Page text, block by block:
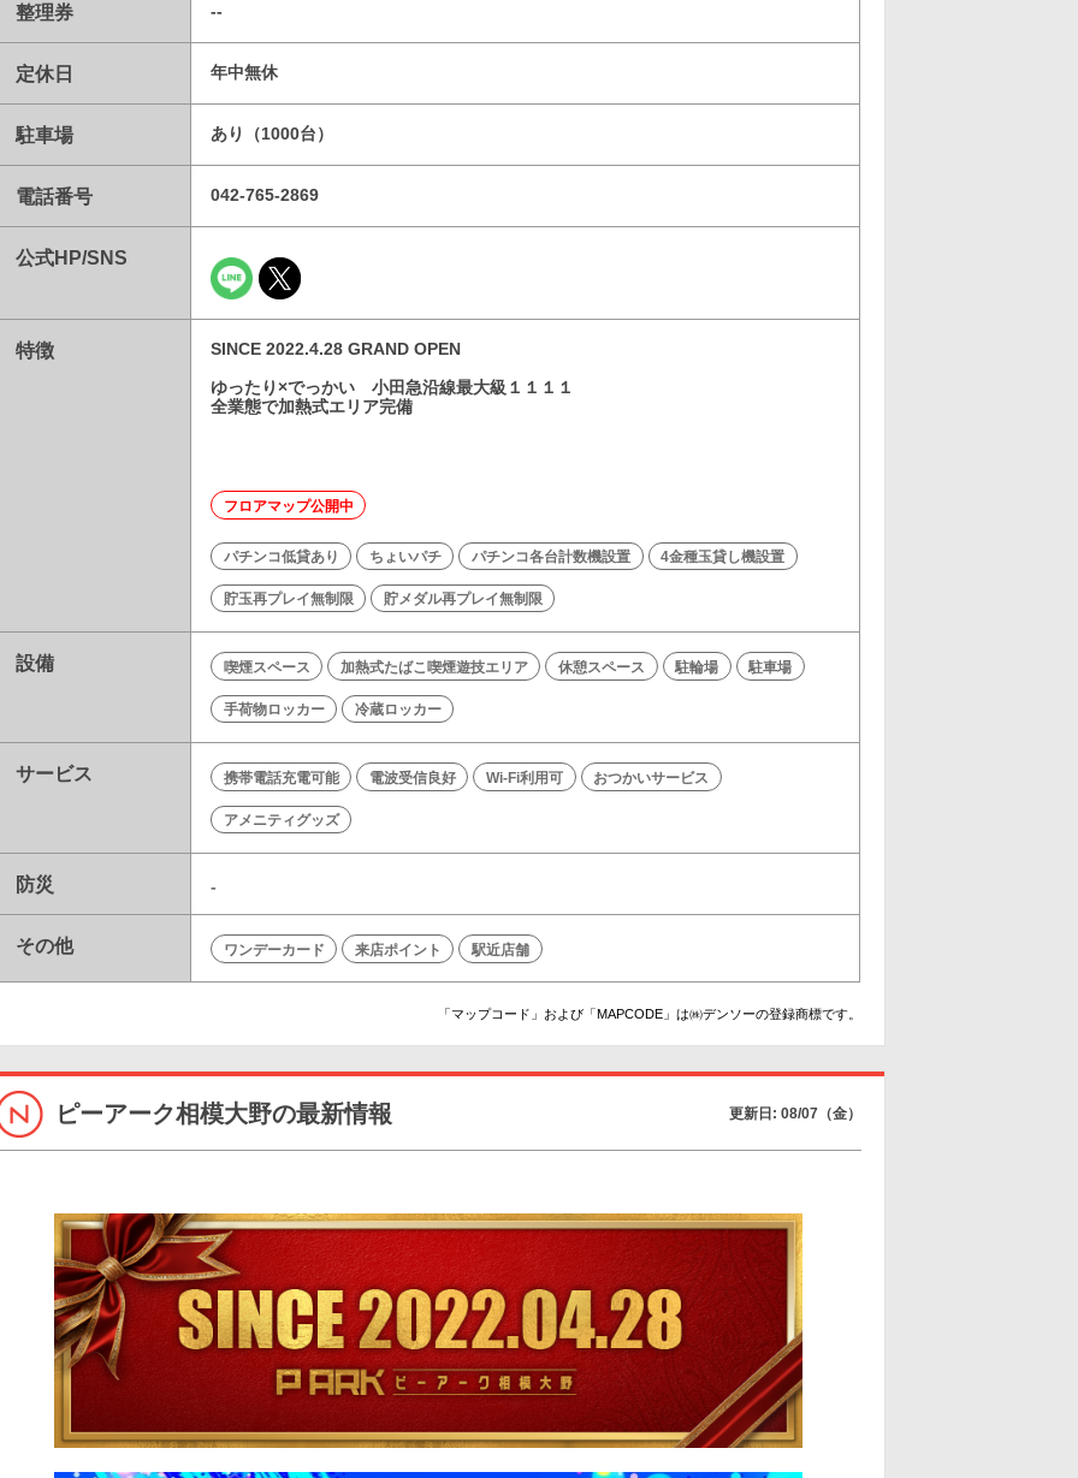
整理券 --
定休日 年中無休
駐車場 あり（1000台）
電話番号 042-765-2869
公式HP/SNS
特徴
SINCE 2022.4.28 GRAND OPEN
ゆったり×でっかい 小田急沿線最大級１１１１
全業態で加熱式エリア完備
フロアマップ公開中
パチンコ低貸あり ちょいパチ パチンコ各台計数機設置 4金種玉貸し機設置
貯玉再プレイ無制限 貯メダル再プレイ無制限
設備 喫煙スペース 加熱式たばこ喫煙遊技エリア 休憩スペース 駐輪場 駐車場
手荷物ロッカー 冷蔵ロッカー
サービス 携帯電話充電可能 電波受信良好 Wi-Fi利用可 おつかいサービス
アメニティグッズ
防災 -
その他 ワンデーカード 来店ポイント 駅近店舗
「マップコード」および「MAPCODE」は㈱デンソーの登録商標です。
ピーアーク相模大野の最新情報 更新日: 08/07（金）